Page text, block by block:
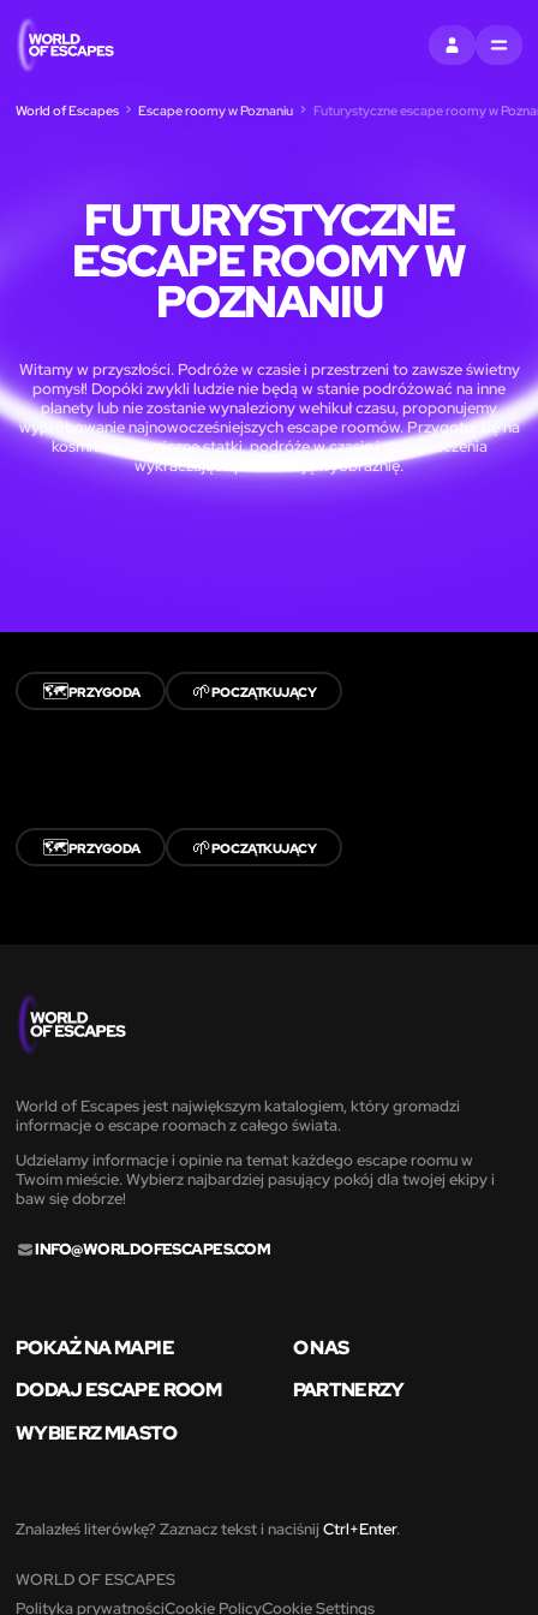
ZALOGUJ SIĘ
MENU
World of Escapes Escape roomy w Poznaniu Futurystyczne escape roomy w
FUTURYSTYCZNE
ESCAPE ROOMY W
POZNANIU
Witamy w przyszłości. Podróże w czasie i przestrzeni to zawsze świetny
pomysł! Dopóki zwykli ludzie nie będą w stanie podróżować na inne
planety lub nie zostanie wynaleziony wehikuł czasu, proponujemy
wypróbowanie najnowocześniejszych escape roomów. Przygotuj się na
kosmitów, kosmiczne statki, podróże w czasie i doświadczenia
wykraczające poza Twoją wyobraźnię.
🗺️PRZYGODA 🌱POCZĄTKUJĄCY
🗺️PRZYGODA 🌱POCZĄTKUJĄCY
World of Escapes jest największym katalogiem, który gromadzi
informacje o escape roomach z całego świata.
Udzielamy informacje i opinie na temat każdego escape roomu w
Twoim mieście. Wybierz najbardziej pasujący pokój dla twojej ekipy i
baw się dobrze!
INFO@WORLDOFESCAPES.COM
POKAŻ NA MAPIE
O NAS
DODAJ ESCAPE ROOM
PARTNERZY
WYBIERZ MIASTO
Znalazłeś literówkę? Zaznacz tekst i naciśnij Ctrl+Enter.
WORLD OF ESCAPES
Polityka prywatnościCookie PolicyCookie Settings